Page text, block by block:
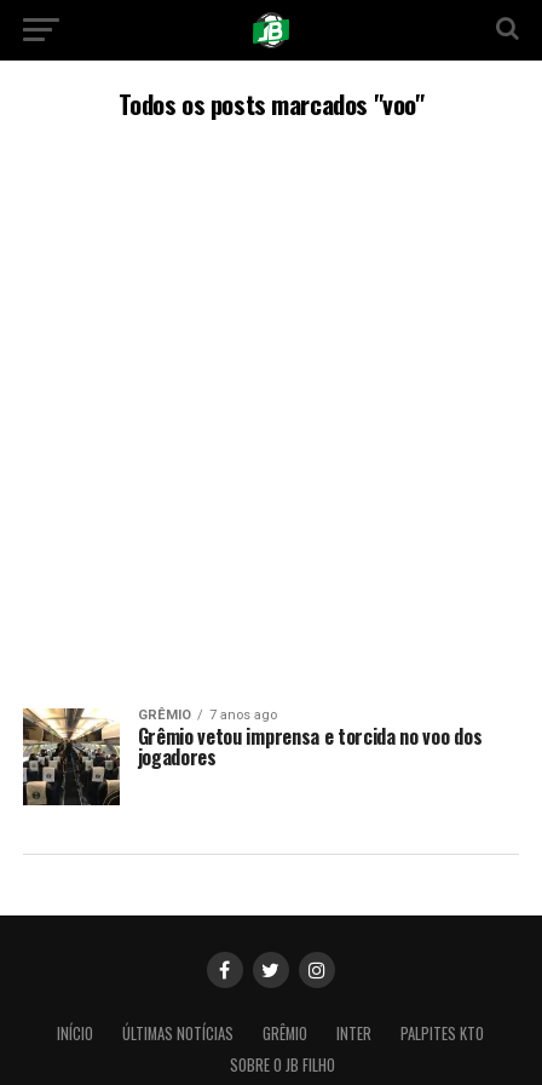
Todos os posts marcados "voo"
GRÊMIO 7 anos ago
Grêmio vetou imprensa e torcida no voo dos
jogadores
INÍCIO ÚLTIMAS NOTÍCIAS GRÊMIO INTER
PALPITES KTO
SOBRE O JB FILHO